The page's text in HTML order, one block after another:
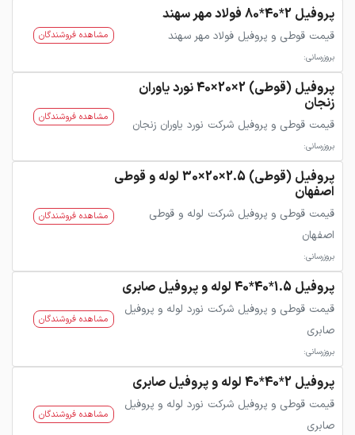
پروفیل 2*40*80 فولاد مهر سهند
قیمت قوطی و پروفیل فولاد مهر سهند
بروزرسانی:
مشاهده فروشندگان
پروفیل (قوطی) 2×20×40 نورد یاوران
زنجان
قیمت قوطی و پروفیل شرکت نورد یاوران زنجان
بروزرسانی:
مشاهده فروشندگان
پروفیل (قوطی) 2.5×20×30 لوله و قوطی
اصفهان
قیمت قوطی و پروفیل شرکت لوله و قوطی
اصفهان
بروزرسانی:
مشاهده فروشندگان
پروفیل 1.5*40*40 لوله و پروفیل صابری
قیمت قوطی و پروفیل شرکت نورد لوله و پروفیل
صابری
بروزرسانی:
مشاهده فروشندگان
پروفیل 2*40*40 لوله و پروفیل صابری
قیمت قوطی و پروفیل شرکت نورد لوله و پروفیل
صابری
مشاهده فروشندگان